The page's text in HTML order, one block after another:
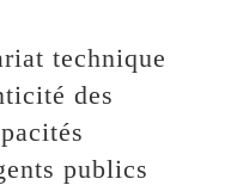
technique
des
publics